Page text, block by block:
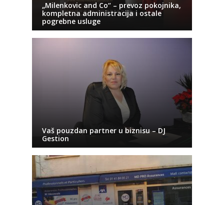
„Milenkovic and Co“ – prevoz pokojnika,
kompletna administracija i ostale
pogrebne usluge
Vaš pouzdan partner u biznisu – DJ
Gestion